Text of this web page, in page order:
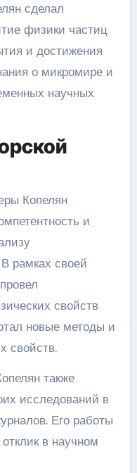
сделал
физики частиц
и достижения
о микромире и
научных
Копелян
и
рамках своей
свойств
новые методы и
свойств.
также
исследований в
Его работы
в научном